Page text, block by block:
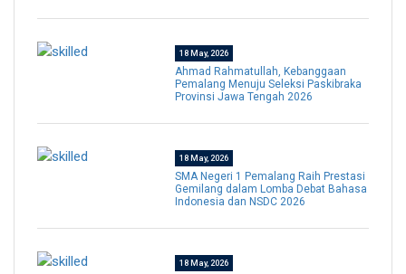
18 May, 2026
Ahmad Rahmatullah, Kebanggaan
Pemalang Menuju Seleksi Paskibraka
Provinsi Jawa Tengah 2026
18 May, 2026
SMA Negeri 1 Pemalang Raih Prestasi
Gemilang dalam Lomba Debat Bahasa
Indonesia dan NSDC 2026
18 May, 2026